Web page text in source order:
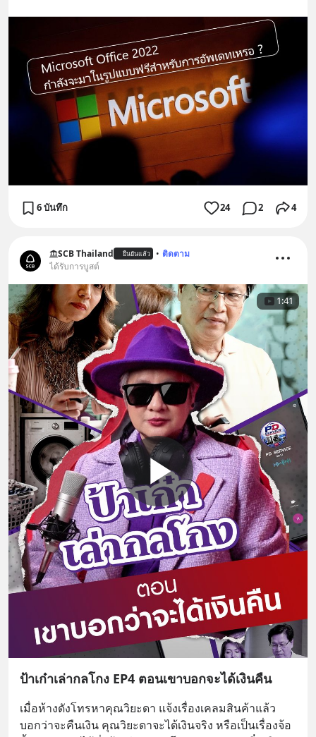
6 บันทึก 24 2 4
SCB Thailand ยืนยันแล้ว • ติดตาม
ได้รับการบูสต์
1:41
ป้าเก๋าเล่ากลโกง EP4 ตอนเขาบอกจะได้เงินคืน
เมื่อห้างดังโทรหาคุณวิยะดา แจ้งเรื่องเคลมสินค้าแล้ว
บอกว่าจะคืนเงิน คุณวิยะดาจะได้เงินจริง หรือเป็นเรื่องจ้อ